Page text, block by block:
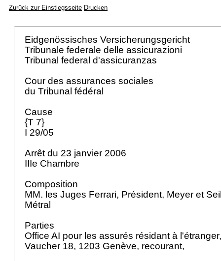
Zurück zur Einstiegsseite Drucken
Eidgenössisches Versicherungsgericht
Tribunale federale delle assicurazioni
Tribunal federal d'assicuranzas
Cour des assurances sociales
du Tribunal fédéral
Cause
{T 7}
I 29/05
Arrêt du 23 janvier 2006
IIIe Chambre
Composition
MM. les Juges Ferrari, Président, Meyer et
Métral
Parties
Office AI pour les assurés résidant à
Vaucher 18, 1203 Genève, recourant,